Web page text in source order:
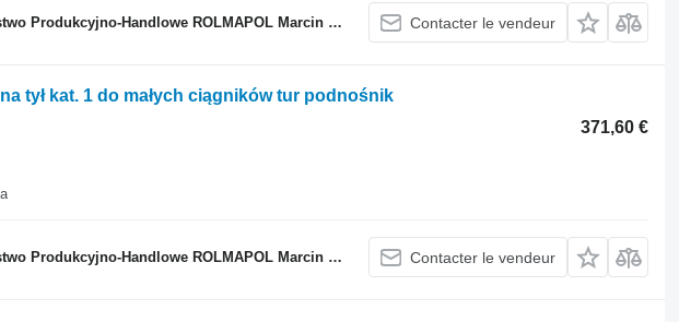
Produkcyjno-Handlowe ROLMAPOL Marcin Dziekan Contacter le vendeur
na tył kat. 1 do małych ciągników tur podnośnik
371,60 €
Produkcyjno-Handlowe ROLMAPOL Marcin Dziekan Contacter le vendeur